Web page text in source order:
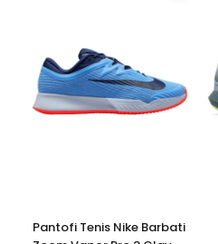
Pantofi Tenis Nike Barbati